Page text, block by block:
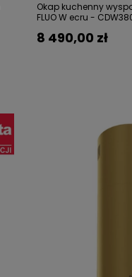
Okap kuchenny
FLUO W ecru -
8 490,00 zł